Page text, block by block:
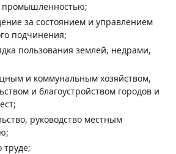
промышленностью;
за состоянием и управлением
подчинения;
пользования землей, недрами,
и коммунальным хозяйством,
и благоустройством городов и
руководство местным
труде;